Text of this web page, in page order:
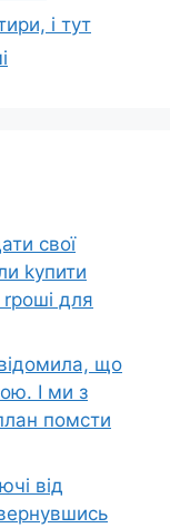
і тут
свої
kупити
для
що
І ми з
помсти
від